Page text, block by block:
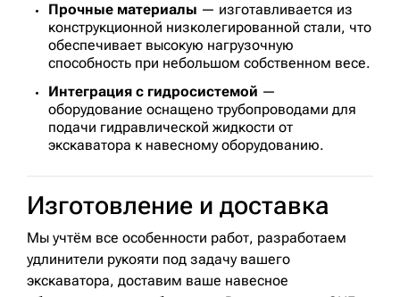
Прочные материалы — изготавливается из
конструкционной низколегированной стали, что
обеспечивает высокую нагрузочную
способность при небольшом собственном весе.
Интеграция с гидросистемой —
оборудование оснащено трубопроводами для
подачи гидравлической жидкости от
экскаватора к навесному оборудованию.
Изготовление и доставка
Мы учтём все особенности работ, разработаем
удлинители рукояти под задачу вашего
экскаватора, доставим ваше навесное